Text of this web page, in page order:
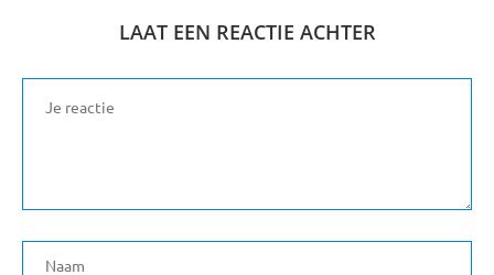
LAAT EEN REACTIE ACHTER